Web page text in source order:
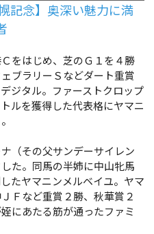
記念】奥深い魅力に満
をはじめ、芝のＧ１を４勝
ブラリーＳなどダート重賞
ジタル。ファーストクロップ
ルを獲得した代表格にヤマニ
（その父サンデーサイレン
た。同馬の半姉に中山牝馬
たヤマニンメルベイユ。ヤマ
Ｆなど重賞２勝、秋華賞２
にあたる筋が通ったファミ